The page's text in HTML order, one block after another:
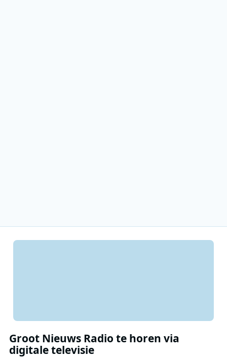
Groot Nieuws Radio te horen via
digitale televisie